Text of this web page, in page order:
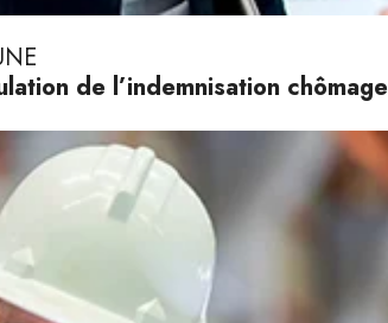
de l’indemnisation chômage